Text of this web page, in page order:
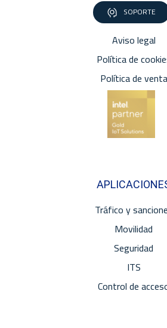
SOPORTE
Aviso legal
Política de
Política de venta
Tráfico y
Movilidad
Seguridad
ITS
Control de